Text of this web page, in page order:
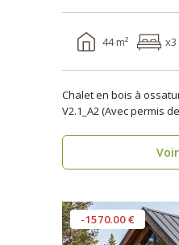
44 m² x3
Chalet en bois à
-1570.00 €